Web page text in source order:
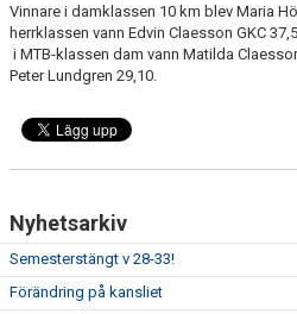
KLUBBLOTTERI
GYM ISAMON
MEDLEMSSKAP 2025
AVGIFTER
GRÖNTIPPEN
Vinnare i damklassen 10 km blev Maria
herrklassen vann Edvin Claesson GKC
i MTB-klassen dam vann Matilda
Peter Lundgren 29,10.
Nyhetsarkiv
Semesterstängt v 28-33!
Förändring på kansliet